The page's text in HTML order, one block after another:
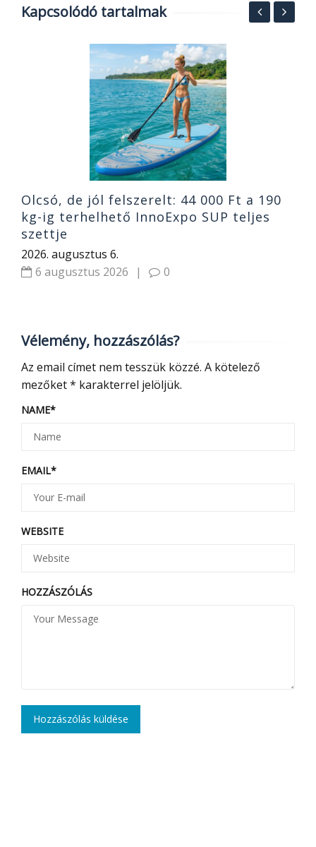
Kapcsolódó tartalmak
Olcsó, de jól felszerelt: 44 000 Ft a 190
kg-ig terhelhető InnoExpo SUP teljes
szettje
2026. augusztus 6.
6 augusztus 2026
| 0
Vélemény, hozzászólás?
Az email címet nem tesszük közzé. A kötelező
mezőket* karakterrel jelöljük.
NAME*
EMAIL*
WEBSITE
HOZZÁSZÓLÁS